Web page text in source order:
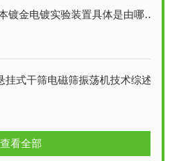
电镀实验装置具体是由哪些部分组成
挂式干筛电磁筛振荡机技术综述
查看全部